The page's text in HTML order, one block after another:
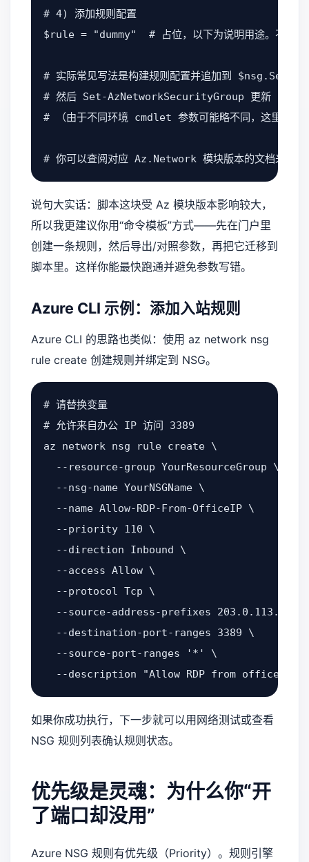
# 4) 添加规则配置
$rule = "dummy"  # 占位，以下为说明用途。不同版
# 实际常见写法是构建规则配置并追加到
# 然后 Set-AzNetworkSecurityGroup 更新 NSG
# （由于不同环境 cmdlet 参数可能略不同，这里保留
说句大实话：脚本这块受 Az 模块版本影响较大，
所以我更建议你用“命令模板”方式——先在门户里
创建一条规则，然后导出/对照参数，再把它迁移到
脚本里。这样你能最快跑通并避免参数写错。
Azure CLI 示例：添加入站规则
Azure CLI 的思路也类似：使用 az network nsg
rule create 创建规则并绑定到 NSG。
# 请替换变量
# 允许来自办公 IP 访问 3389
az network nsg rule create \
  --resource-group YourResourceGroup \
  --nsg-name YourNSGName \
  --name Allow-RDP-From-OfficeIP \
  --priority 110 \
  --direction Inbound \
  --access Allow \
  --protocol Tcp \
--source-address-prefixes 203.0.113.10/
  --destination-port-ranges 3389 \
  --source-port-ranges '*' \
  --description "Allow RDP from office IP"
如果你成功执行，下一步就可以用网络测试或查看
NSG 规则列表确认规则状态。
优先级是灵魂：为什么你“开
了端口却没用”
Azure NSG 规则有优先级（Priority）。规则引擎